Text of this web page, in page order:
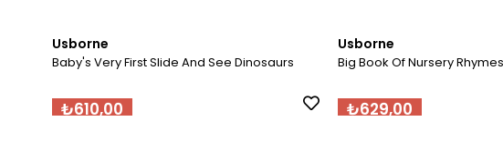
Usborne
Baby's Very First Slide And See Dinosaurs
₺610,00
Usborne
Big Book Of Nursery Rhymes
₺629,00